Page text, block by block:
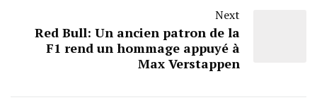
Next
Red Bull: Un ancien patron de la
F1 rend un hommage appuyé à
Max Verstappen